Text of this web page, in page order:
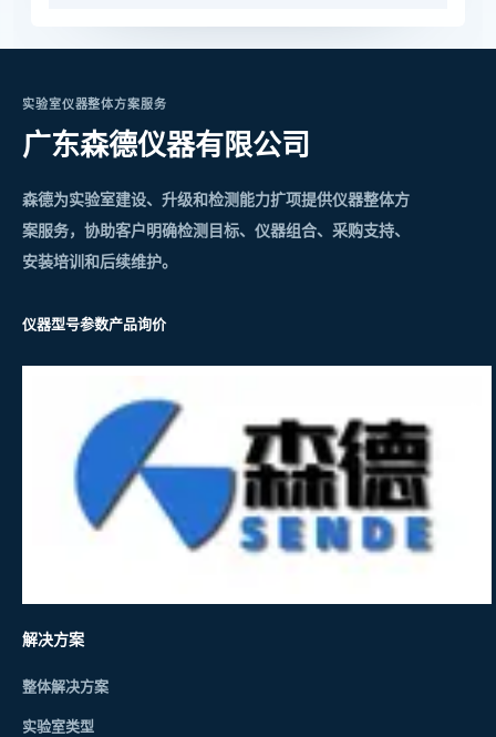
实验室仪器整体方案服务
广东森德仪器有限公司
森德为实验室建设、升级和检测能力扩项提供仪器整体方
案服务，协助客户明确检测目标、仪器组合、采购支持、
安装培训和后续维护。
仪器型号参数产品询价
解决方案
整体解决方案
实验室类型